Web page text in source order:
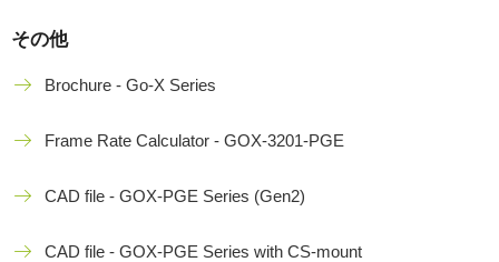
その他
Brochure - Go-X Series
Frame Rate Calculator - GOX-3201-PGE
CAD file - GOX-PGE Series (Gen2)
CAD file - GOX-PGE Series with CS-mount